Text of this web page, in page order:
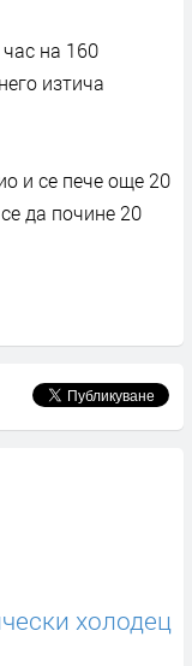
на 160
изтича
и се пече още 20
да почине 20
холодец